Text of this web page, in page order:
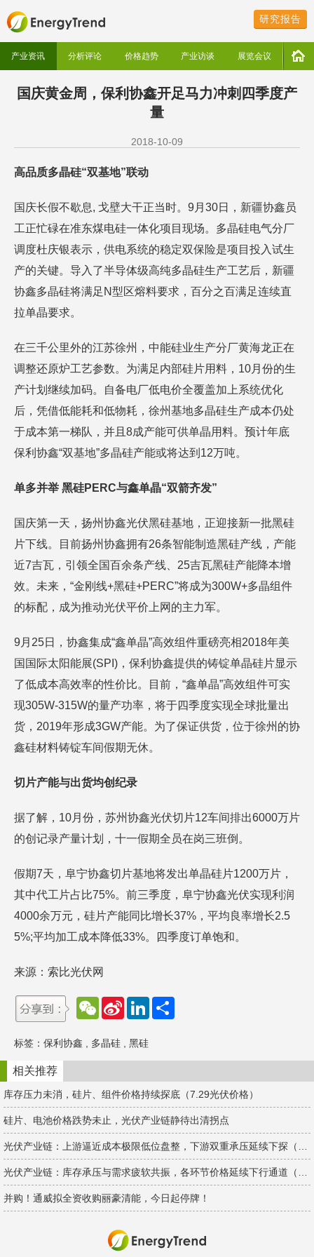
研究报告
产业资讯 分析评论 价格趋势 产业访谈 展览会议
国庆黄金周，保利协鑫开足马力冲刺四季度产
量
2018-10-09
高品质多晶硅“双基地”联动
国庆长假不歇息, 戈壁大干正当时。9月30日，新疆协鑫员
工正忙碌在准东煤电硅一体化项目现场。多晶硅电气分厂
调度杜庆银表示，供电系统的稳定双保险是项目投入试生
产的关键。导入了半导体级高纯多晶硅生产工艺后，新疆
协鑫多晶硅将满足N型区熔料要求，百分之百满足连续直
拉单晶要求。
在三千公里外的江苏徐州，中能硅业生产分厂黄海龙正在
调整还原炉工艺参数。为满足内部硅片用料，10月份的生
产计划继续加码。自备电厂低电价全覆盖加上系统优化
后，凭借低能耗和低物耗，徐州基地多晶硅生产成本仍处
于成本第一梯队，并且8成产能可供单晶用料。预计年底
保利协鑫“双基地”多晶硅产能或将达到12万吨。
单多并举 黑硅PERC与鑫单晶“双箭齐发”
国庆第一天，扬州协鑫光伏黑硅基地，正迎接新一批黑硅
片下线。目前扬州协鑫拥有26条智能制造黑硅产线，产能
近7吉瓦，引领全国百余条产线、25吉瓦黑硅产能降本增
效。未来，“金刚线+黑硅+PERC”将成为300W+多晶组件
的标配，成为推动光伏平价上网的主力军。
9月25日，协鑫集成“鑫单晶”高效组件重磅亮相2018年美
国国际太阳能展(SPI)，保利协鑫提供的铸锭单晶硅片显示
了低成本高效率的性价比。目前，“鑫单晶”高效组件可实
现305W-315W的量产功率，将于四季度实现全球批量出
货，2019年形成3GW产能。为了保证供货，位于徐州的协
鑫硅材料铸锭车间假期无休。
切片产能与出货均创纪录
据了解，10月份，苏州协鑫光伏切片12车间排出6000万片
的创记录产量计划，十一假期全员在岗三班倒。
假期7天，阜宁协鑫切片基地将发出单晶硅片1200万片，
其中代工片占比75%。前三季度，阜宁协鑫光伏实现利润
4000余万元，硅片产能同比增长37%，平均良率增长2.5
5%;平均加工成本降低33%。四季度订单饱和。
来源：索比光伏网
W
e
a
t
S
W
e
b
o
L
d
n
标签： 保利协鑫 多晶硅 黑硅
相关推荐
库存压力未消，硅片、组件价格持续探底（7.29光伏价格）
硅片、电池价格跌势未止，光伏产业链静待出清拐点
并购！通威拟全资收购丽豪清能，今日起停牌！